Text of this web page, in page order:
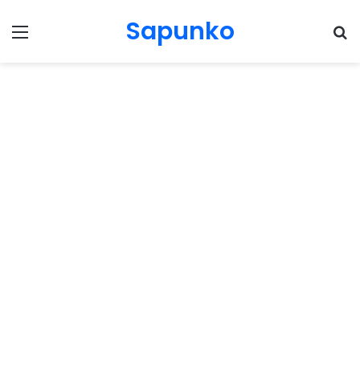
Menu Sapunko